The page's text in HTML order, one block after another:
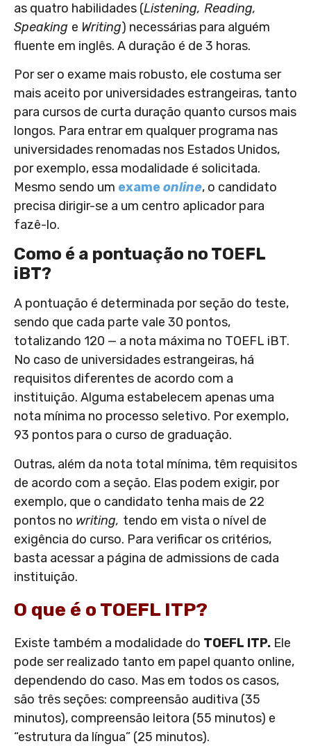
as quatro habilidades (Listening, Reading,
Speaking e Writing) necessárias para alguém
fluente em inglês. A duração é de 3 horas.
Por ser o exame mais robusto, ele costuma ser
mais aceito por universidades estrangeiras, tanto
para cursos de curta duração quanto cursos mais
longos. Para entrar em qualquer programa nas
universidades renomadas nos Estados Unidos,
por exemplo, essa modalidade é solicitada.
Mesmo sendo um exame online, o candidato
precisa dirigir-se a um centro aplicador para
fazê-lo.
Como é a pontuação no TOEFL
iBT?
A pontuação é determinada por seção do teste,
sendo que cada parte vale 30 pontos,
totalizando 120 — a nota máxima no TOEFL iBT.
No caso de universidades estrangeiras, há
requisitos diferentes de acordo com a
instituição. Alguma estabelecem apenas uma
nota mínima no processo seletivo. Por exemplo,
93 pontos para o curso de graduação.
Outras, além da nota total mínima, têm requisitos
de acordo com a seção. Elas podem exigir, por
exemplo, que o candidato tenha mais de 22
pontos no writing, tendo em vista o nível de
exigência do curso. Para verificar os critérios,
basta acessar a página de admissions de cada
instituição.
O que é o TOEFL ITP?
Existe também a modalidade do TOEFL ITP. Ele
pode ser realizado tanto em papel quanto online,
dependendo do caso. Mas em todos os casos,
são três seções: compreensão auditiva (35
minutos), compreensão leitora (55 minutos) e
“estrutura da língua” (25 minutos).